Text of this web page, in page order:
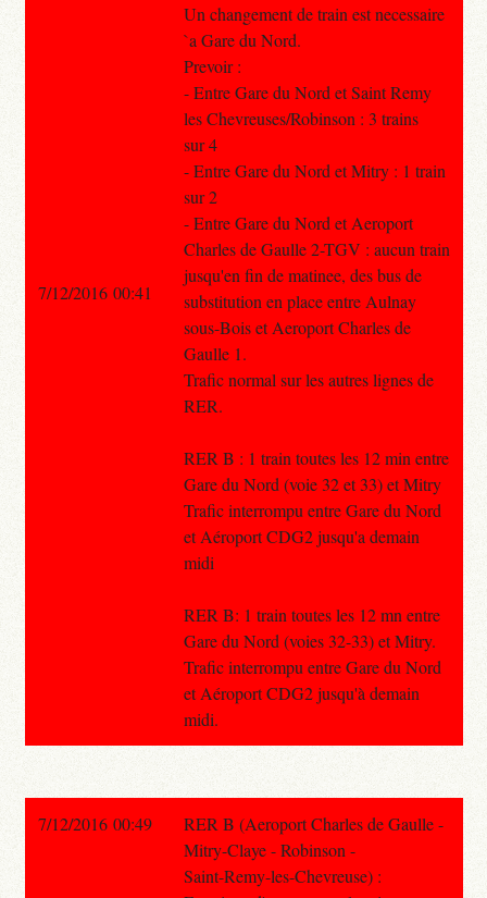
Un changement de train est necessaire
`a Gare du Nord.
Prevoir :
- Entre Gare du Nord et Saint Remy
les Chevreuses/Robinson : 3 trains
sur 4
- Entre Gare du Nord et Mitry : 1 train
sur 2
- Entre Gare du Nord et Aeroport
Charles de Gaulle 2-TGV : aucun train
jusqu'en fin de matinee, des bus de
substitution en place entre Aulnay
sous-Bois et Aeroport Charles de
Gaulle 1.
Trafic normal sur les autres lignes de
RER.
RER B : 1 train toutes les 12 min entre
Gare du Nord (voie 32 et 33) et Mitry
Trafic interrompu entre Gare du Nord
et Aéroport CDG2 jusqu'a demain
midi
RER B: 1 train toutes les 12 mn entre
Gare du Nord (voies 32-33) et Mitry.
Trafic interrompu entre Gare du Nord
et Aéroport CDG2 jusqu'à demain
midi.
7/12/2016 00:41
7/12/2016 00:49
RER B (Aeroport Charles de Gaulle -
Mitry-Claye - Robinson -
Saint-Remy-les-Chevreuse) :